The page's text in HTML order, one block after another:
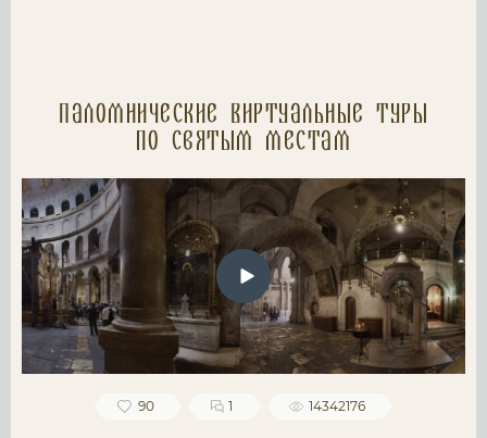
Паломнические Виртуальные туры
по святым местам
90 1 14342176